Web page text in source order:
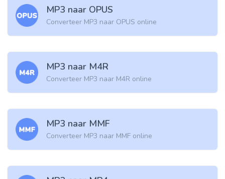
MP3 naar OPUS
Converteer MP3 naar OPUS online
MP3 naar M4R
Converteer MP3 naar M4R online
MP3 naar MMF
Converteer MP3 naar MMF online